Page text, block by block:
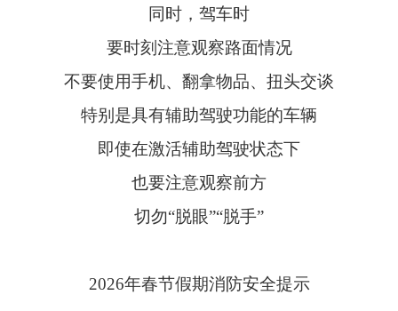
同时，驾车时
要时刻注意观察路面情况
不要使用手机、翻拿物品、扭头交谈
特别是具有辅助驾驶功能的车辆
即使在激活辅助驾驶状态下
也要注意观察前方
切勿“脱眼”“脱手”
2026年春节假期消防安全提示